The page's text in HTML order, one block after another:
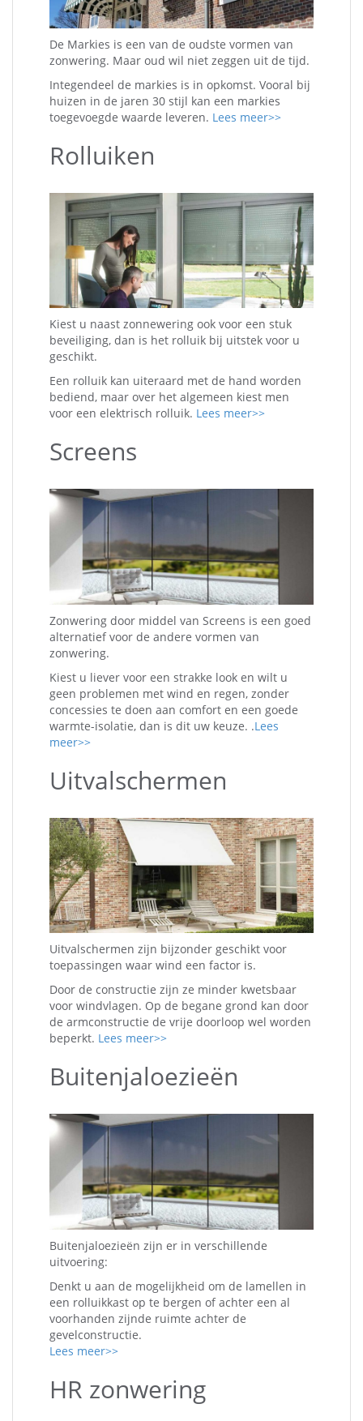
De Markies is een van de oudste vormen van
zonwering. Maar oud wil niet zeggen uit de tijd.
Integendeel de markies is in opkomst. Vooral bij
huizen in de jaren 30 stijl kan een markies
toegevoegde waarde leveren. Lees meer>>
Rolluiken
Kiest u naast zonnewering ook voor een stuk
beveiliging, dan is het rolluik bij uitstek voor u
geschikt.
Een rolluik kan uiteraard met de hand worden
bediend, maar over het algemeen kiest men
voor een elektrisch rolluik. Lees meer>>
Screens
Zonwering door middel van Screens is een goed
alternatief voor de andere vormen van
zonwering.
Kiest u liever voor een strakke look en wilt u
geen problemen met wind en regen, zonder
concessies te doen aan comfort en een goede
warmte-isolatie, dan is dit uw keuze. .Lees
meer>>
Uitvalschermen
Uitvalschermen zijn bijzonder geschikt voor
toepassingen waar wind een factor is.
Door de constructie zijn ze minder kwetsbaar
voor windvlagen. Op de begane grond kan door
de armconstructie de vrije doorloop wel worden
beperkt. Lees meer>>
Buitenjaloezieën
Buitenjaloezieën zijn er in verschillende
uitvoering:
Denkt u aan de mogelijkheid om de lamellen in
een rolluikkast op te bergen of achter een al
voorhanden zijnde ruimte achter de
gevelconstructie.
Lees meer>>
HR zonwering